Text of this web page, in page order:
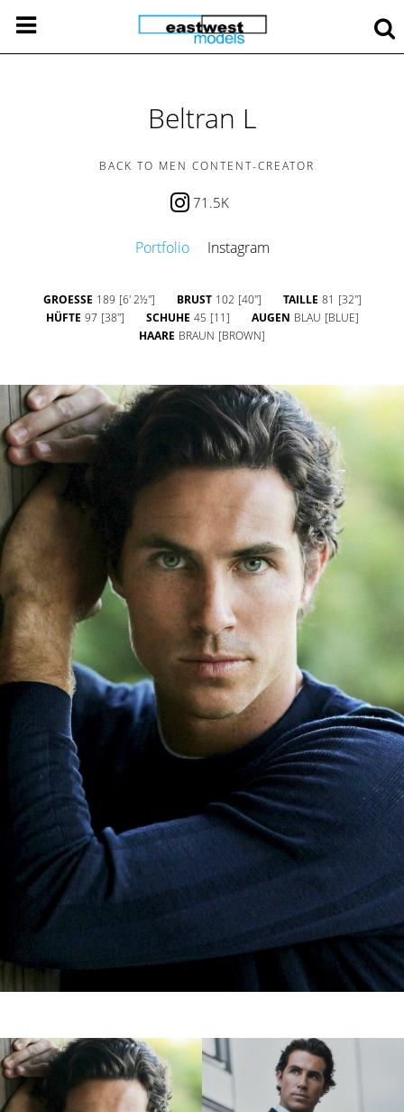
Beltran L
BACK TO MEN CONTENT-CREATOR
71.5K
Portfolio Instagram
GROESSE 189 [6' 2½''] BRUST 102 [40''] TAILLE 81 [32'']
HÜFTE 97 [38''] SCHUHE 45 [11] AUGEN BLAU [BLUE]
HAARE BRAUN [BROWN]